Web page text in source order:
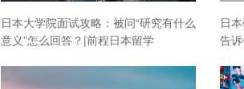
日本大学院面试攻略：被问“研究有什么
意义”怎么回答？|前程日本留学
日
告